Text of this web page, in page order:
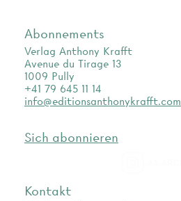
Abonnements
Verlag Anthony Krafft
Avenue du Tirage 13
1009 Pully
+41 79 645 11 14
info@editionsanthonykrafft.com
Sich abonnieren
Kontakt